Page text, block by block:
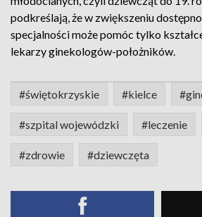
podkreślają, że w zwiększeniu
specjalności może pomóc tylko
lekarzy ginekologów-położników.
#świętokrzyskie #kielce
#szpital wojewódzki #leczenie
#zdrowie #dziewczęta